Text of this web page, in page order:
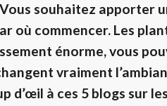
Vous souhaitez
où commencer. Les
énorme, vous
vraiment
d’œil à ces 5 blogs sur